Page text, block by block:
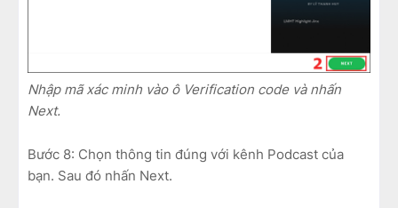
Nhập mã xác minh vào ô Verification code và nhấn
Next.
Bước 8: Chọn thông tin đúng với kênh Podcast của
bạn. Sau đó nhấn Next.